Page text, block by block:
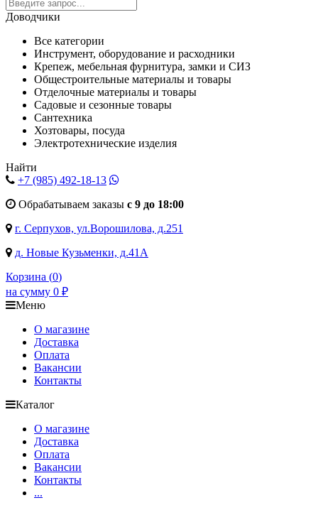
Доводчики
Все категории
Инструмент, оборудование и расходники
Крепеж, мебельная фурнитура, замки и СИЗ
Общестроительные материалы и товары
Отделочные материалы и товары
Садовые и сезонные товары
Сантехника
Хозтовары, посуда
Электротехнические изделия
Найти
+7 (985) 492-18-13
Обрабатываем заказы с 9 до 18:00
г. Серпухов, ул.Ворошилова, д.251
д. Новые Кузьменки, д.41А
Корзина (0)
на сумму 0 ₽
Меню
О магазине
Доставка
Оплата
Вакансии
Контакты
Каталог
О магазине
Доставка
Оплата
Вакансии
Контакты
...